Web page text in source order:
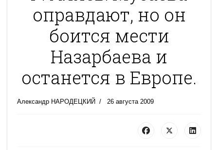
оправдают, но он
боится мести
Назарбаева и
останется в Европе.
Александр НАРОДЕЦКИЙ 26 августа 2009